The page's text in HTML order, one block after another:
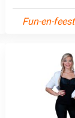
Fun-en-